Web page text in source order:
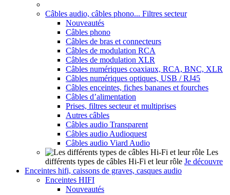
Câbles audio, câbles phono... Filtres secteur
Nouveautés
Câbles phono
Câbles de bras et connecteurs
Câbles de modulation RCA
Câbles de modulation XLR
Câbles numériques coaxiaux, RCA, BNC, XLR
Câbles numériques optiques, USB / RJ45
Câbles enceintes, fiches bananes et fourches
Câbles d’alimentation
Prises, filtres secteur et multiprises
Autres câbles
Câbles audio Transparent
Câbles audio Audioquest
Câbles audio Viard Audio
Les
différents types de câbles Hi-Fi et leur rôle Je découvre
Enceintes hifi, caissons de graves, casques audio
Enceintes HIFI
Nouveautés